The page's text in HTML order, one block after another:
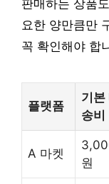
판매하는 상품
요한 양만큼만
꼭 확인해야 합
플랫폼
기본
송비
A 마켓
원